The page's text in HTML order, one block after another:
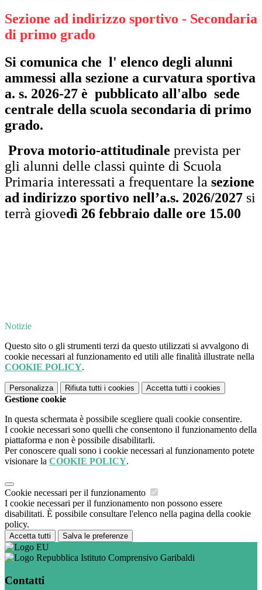
Sezione ad indirizzo sportivo - Secondaria
di primo grado
Si comunica che l' elenco degli alunni
ammessi alla sezione a curvatura sportiva
a. s. 2026-27 è pubblicato all'albo sede
centrale della scuola secondaria di primo
grado.
Prova motorio-attitudinale prevista per
gli alunni delle classi quinte di Scuola
Primaria interessati a frequentare la sezione
ad indirizzo sportivo nell’a.s. 2026/2027 si
terrà giovedì 26 febbraio dalle ore 15.00
Notizie
Questo sito o gli strumenti terzi da questo utilizzati si avvalgono di
cookie necessari al funzionamento ed utili alle finalità illustrate nella
COOKIE POLICY.
Personalizza Rifiuta tutti i cookies Accetta tutti i cookies
Gestione cookie
In questa schermata è possibile scegliere quali cookie consentire.
I cookie necessari sono quelli che consentono il funzionamento della
piattaforma e non è possibile disabilitarli.
Per conoscere quali sono i cookie necessari al funzionamento potete
visionare la COOKIE POLICY.
Cookie necessari per il funzionamento
I cookie necessari per il funzionamento non possono essere
disabilitati. È possibile consultare l'elenco nella pagina della cookie
policy.
Accetta tutti Salva le preferenze
Istituto Comprensivo Garibaldi
Contatti